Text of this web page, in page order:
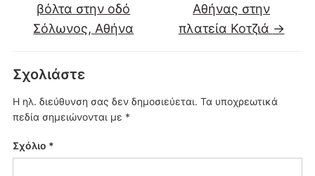
βόλτα στην οδό
Σόλωνος, Αθήνα
Αθήνας στην
πλατεία Κοτζιά →
Σχολιάστε
Η ηλ. διεύθυνση σας δεν δημοσιεύεται. Τα υποχρεωτικά
πεδία σημειώνονται με *
Σχόλιο *